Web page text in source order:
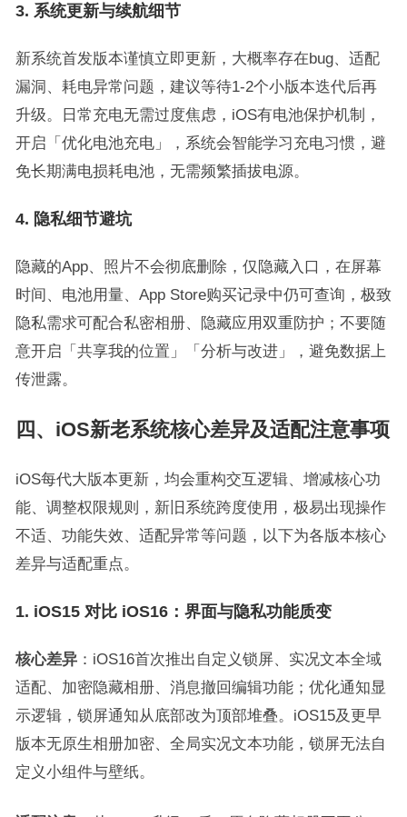
3. 系统更新与续航细节
新系统首发版本谨慎立即更新，大概率存在bug、适配
漏洞、耗电异常问题，建议等待1-2个小版本迭代后再
升级。日常充电无需过度焦虑，iOS有电池保护机制，
开启「优化电池充电」，系统会智能学习充电习惯，避
免长期满电损耗电池，无需频繁插拔电源。
4. 隐私细节避坑
隐藏的App、照片不会彻底删除，仅隐藏入口，在屏幕
时间、电池用量、App Store购买记录中仍可查询，极致
隐私需求可配合私密相册、隐藏应用双重防护；不要随
意开启「共享我的位置」「分析与改进」，避免数据上
传泄露。
四、iOS新老系统核心差异及适配注意事项
iOS每代大版本更新，均会重构交互逻辑、增减核心功
能、调整权限规则，新旧系统跨度使用，极易出现操作
不适、功能失效、适配异常等问题，以下为各版本核心
差异与适配重点。
1. iOS15 对比 iOS16：界面与隐私功能质变
核心差异：iOS16首次推出自定义锁屏、实况文本全域
适配、加密隐藏相册、消息撤回编辑功能；优化通知显
示逻辑，锁屏通知从底部改为顶部堆叠。iOS15及更早
版本无原生相册加密、全局实况文本功能，锁屏无法自
定义小组件与壁纸。